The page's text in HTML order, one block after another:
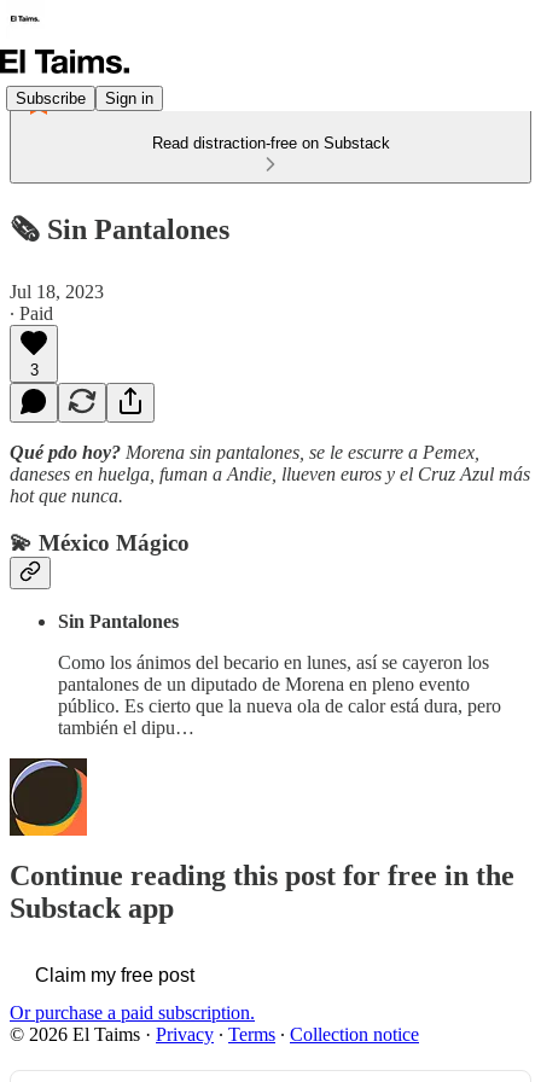
Subscribe Sign in
Read distraction-free on Substack
🗞️ Sin Pantalones
Jul 18, 2023
∙ Paid
3
Qué pdo hoy? Morena sin pantalones, se le escurre a Pemex,
daneses en huelga, fuman a Andie, llueven euros y el Cruz Azul más
hot que nunca.
💫 México Mágico
Sin Pantalones
Como los ánimos del becario en lunes, así se cayeron los
pantalones de un diputado de Morena en pleno evento
público. Es cierto que la nueva ola de calor está dura, pero
también el dipu…
Continue reading this post for free in the
Substack app
Claim my free post
Or purchase a paid subscription.
© 2026 El Taims · Privacy ∙ Terms ∙ Collection notice